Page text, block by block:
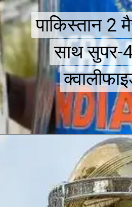
पाकिस्तान 2
साथ सुपर-
पाकिस्तान 2
साथ सुपर-